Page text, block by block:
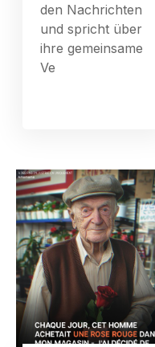
den Nachrichten
und spricht über
ihre gemeinsame
Ve